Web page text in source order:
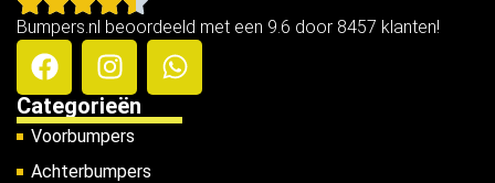
Bumpers.nl beoordeeld met een 9.6 door 8457 klanten!
Categorieën
Voorbumpers
Achterbumpers